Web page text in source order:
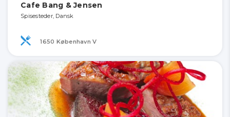
Cafe Bang & Jensen
Spisesteder, Dansk
1650 København V